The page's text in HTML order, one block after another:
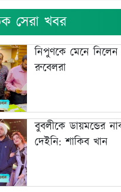
সেরা খবর
নিপুণকে মেনে
রুবেলরা
বুবলীকে ডায়মন্ডের
দেইনি: শাকিব খান